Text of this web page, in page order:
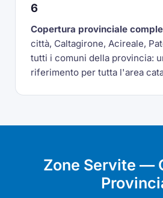
6
Copertura provinciale
città, Caltagirone, Acireale,
tutti i comuni della provincia:
riferimento per tutta l'area
Zone Servite —